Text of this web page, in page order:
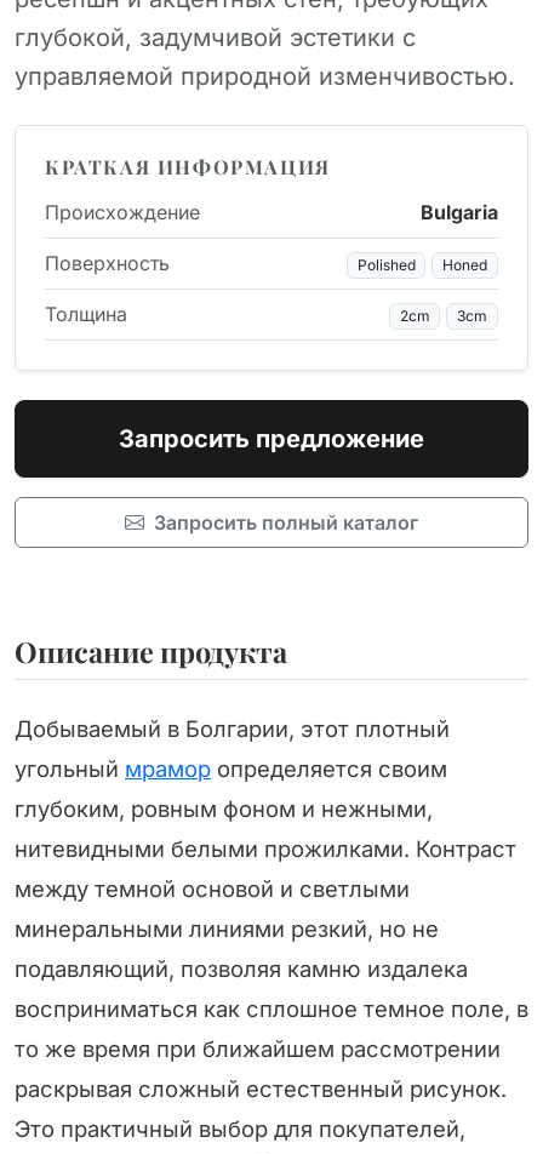
глубокой, задумчивой эстетики с
управляемой природной изменчивостью.
КРАТКАЯ ИНФОРМАЦИЯ
Происхождение Bulgaria
Поверхность Polished Honed
Толщина 2cm 3cm
Запросить предложение
Запросить полный каталог
Описание продукта
Добываемый в Болгарии, этот плотный
угольный мрамор определяется своим
глубоким, ровным фоном и нежными,
нитевидными белыми прожилками. Контраст
между темной основой и светлыми
минеральными линиями резкий, но не
подавляющий, позволяя камню издалека
восприниматься как сплошное темное поле, в
то же время при ближайшем рассмотрении
раскрывая сложный естественный рисунок.
Это практичный выбор для покупателей,